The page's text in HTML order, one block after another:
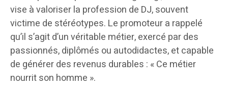
vise à valoriser la profession de DJ, souvent
victime de stéréotypes. Le promoteur a rappelé
qu’il s’agit d’un véritable métier, exercé par des
passionnés, diplômés ou autodidactes, et capable
de générer des revenus durables : « Ce métier
nourrit son homme ».